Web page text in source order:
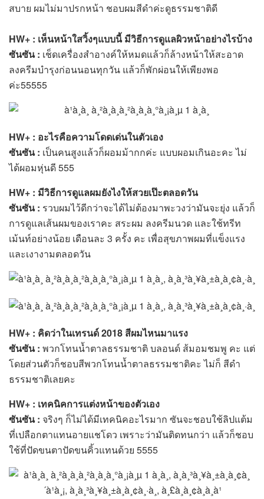
สบาย ผมไม่มาปรกหน้า ชอบผมสีดำค่ะดูธรรมชาติดี
HW+ : เห็นหน้าใสวิ้งๆแบบนี้ มีวิธีการดูแลผิวหน้าอย่างไรบ้าง
ซันซัน : เช็ดเครื่องสำอางค์ให้หมดแล้วก็ล้างหน้าให้สะอาด
ลงครีมบำรุงก่อนนอนทุกวัน แล้วก็พักผ่อนให้เพียงพอ
ค่ะ55555
HW+ : อะไรคือความโดดเด่นในตัวเอง
ซันซัน : เป็นคนสูงแล้วก็ผอมม้ากกค่ะ แบบผอมเกินอะคะ ไม่
ได้ผอมหุ่นดี 555
HW+ : มีวิธีการดูแลผมยังไงให้สวยเป๊ะตลอดวัน
ซันซัน : รวบผมไว้ดีกว่าจะได้ไม่ต้องมาพะวงว่ามันจะยุ่ง แล้วก็
การดูแลเส้นผมของเราคะ สระผม ลงครีมนวด และใช้ทรีท
เม้นท์อย่างน้อย เดือนละ 3 ครั้ง คะ เพื่อสุขภาพผมที่แข็งแรง
และเงางามตลอดวัน
HW+ : คิดว่าในเทรนด์ 2018 สีผมไหนมาแรง
ซันซัน : พวกโทนน้ำตาลธรรมชาติ บลอนด์ ส้มอมชมพู คะ แต่
โดยส่วนตัวก็ชอบสีพวกโทนน้ำตาลธรรมชาติคะ ไม่ก็ สีดำ
ธรรมชาติเลยคะ
HW+ : เทคนิคการแต่งหน้าของตัวเอง
ซันซัน : จริงๆ ก็ไม่ได้มีเทคนิคอะไรมาก ซันจะชอบใช้ลิปแต้ม
ที่เปลือกตาแทนอายแชโดว เพราะว่ามันติดทนกว่า แล้วก็ชอบ
ใช้ที่ปัดขนตาปัดขนคิ้วแทนด้วย 5555